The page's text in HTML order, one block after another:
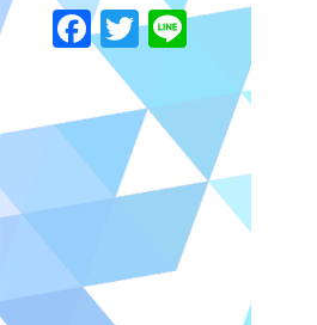
Facebook
Twitter
Line